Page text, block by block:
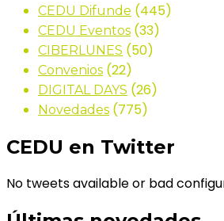
CEDU Difunde (445)
CEDU Eventos (33)
CIBERLUNES (50)
Convenios (22)
DIGITAL DAYS (26)
Novedades (775)
CEDU en Twitter
No tweets available or bad